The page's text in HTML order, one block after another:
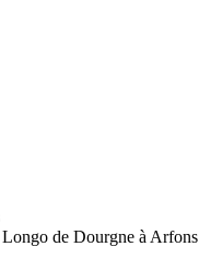
de Dourgne à Arfons